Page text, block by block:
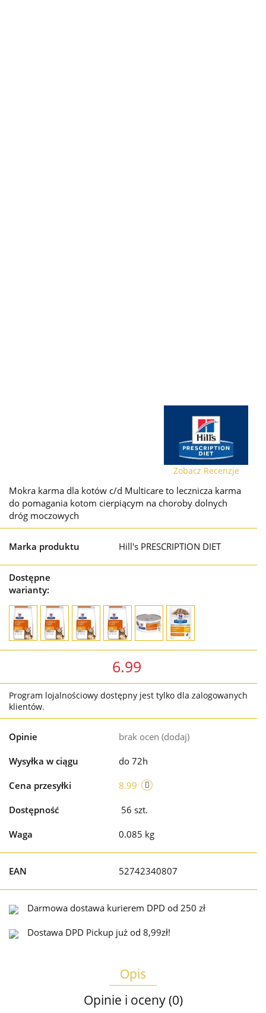
Zobacz Recenzje
Mokra karma dla kotów c/d Multicare to lecznicza karma
do pomagania kotom cierpiącym na choroby dolnych
dróg moczowych
Marka produktu Hill's PRESCRIPTION DIET
Dostępne
warianty:
6.99
Program lojalnościowy dostępny jest tylko dla zalogowanych
klientów.
Opinie brak ocen (dodaj)
Wysyłka w ciągu do 72h
Cena przesyłki 8.99
Dostępność 56 szt.
Waga 0.085 kg
EAN 52742340807
Darmowa dostawa kurierem DPD od 250 zł
Dostawa DPD Pickup już od 8,99zł!
Opis
Opinie i oceny (0)